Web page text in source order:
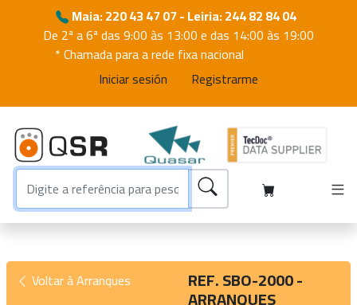
Maia: 220 43 47 07 - Leiria: 244 82 84 04
De 2ª a 6ª das 9:00 às 13:00 e das 14:00 às 19:00
* Chamada para a rede fixa nacional
Iniciar sesión
Registrarme
Voltar à Arranques REF. SBO-2000 -
ARRANQUES